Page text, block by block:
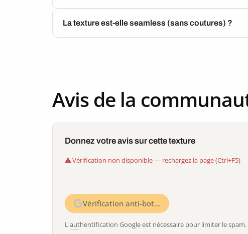
La texture est-elle seamless (sans coutures) ?
Avis de la
Donnez votre avis sur cette texture
Vérification non disponible — rechargez la page (Ctrl+F5)
Vérification anti-bot…
L'authentification Google est nécessaire pour limiter le